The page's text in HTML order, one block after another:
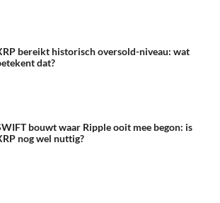
bereikt historisch oversold-niveau: wat
dat?
bouwt waar Ripple ooit mee begon: is
nog wel nuttig?